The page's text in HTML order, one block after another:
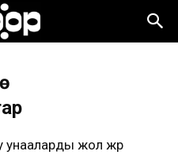
жол жүрүү